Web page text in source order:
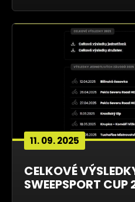
11. 09. 2025
CELKOVÉ
SWEEPSPORT CUP